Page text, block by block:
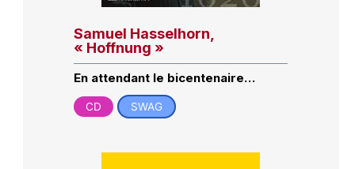
Samuel Hasselhorn,
« Hoffnung »
En attendant le bicentenaire…
CD SWAG